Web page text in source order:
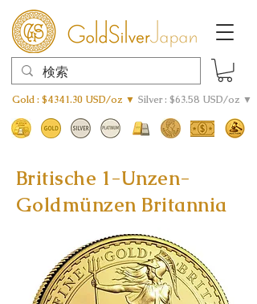
Gold : $4341.30 USD/oz ▼ Silver : $63.58 USD/oz ▼
Britische 1-Unzen-
Goldmünzen Britannia